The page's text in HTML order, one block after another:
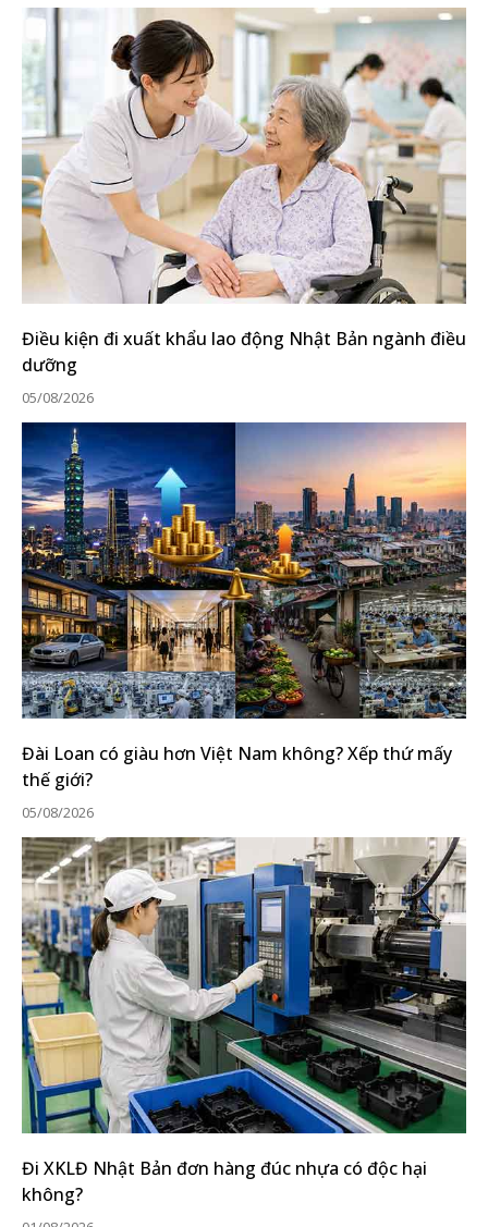
Điều kiện đi xuất khẩu lao động Nhật Bản ngành điều
dưỡng
05/08/2026
Đài Loan có giàu hơn Việt Nam không? Xếp thứ mấy
thế giới?
05/08/2026
Đi XKLĐ Nhật Bản đơn hàng đúc nhựa có độc hại
không?